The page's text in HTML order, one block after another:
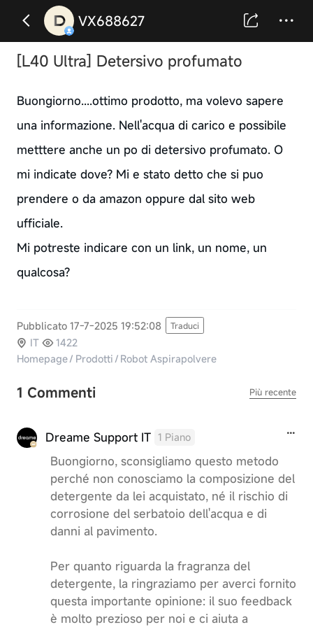
VX688627
[L40 Ultra] Detersivo profumato
Buongiorno....ottimo prodotto, ma volevo sapere
una informazione. Nell'acqua di carico e possibile
metttere anche un po di detersivo profumato. O
mi indicate dove? Mi e stato detto che si puo
prendere o da amazon oppure dal sito web
ufficiale.
Mi potreste indicare con un link, un nome, un
qualcosa?
Pubblicato 17-7-2025 19:52:08 Traduci
IT
1422
Homepage/ Prodotti/ Robot Aspirapolvere
1 Commenti Più recente
Dreame Support IT 1 Piano
Buongiorno, sconsigliamo questo metodo
perché non conosciamo la composizione del
detergente da lei acquistato, né il rischio di
corrosione del serbatoio dell'acqua e di
danni al pavimento.
Per quanto riguarda la fragranza del
detergente, la ringraziamo per averci fornito
questa importante opinione: il suo feedback
è molto prezioso per noi e ci aiuta a